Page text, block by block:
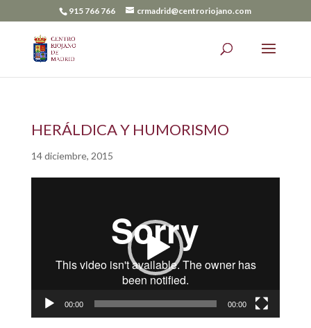
915 766 766 crmadrid@centroriojano.com
HERÁLDICA Y HUMORISMO
14 diciembre, 2015
00:00 00:00